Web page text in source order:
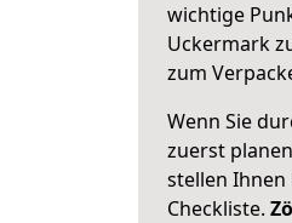
wichtige
Uckermark
zum
Wenn Sie
zuerst
stellen Ihnen
Checkliste.